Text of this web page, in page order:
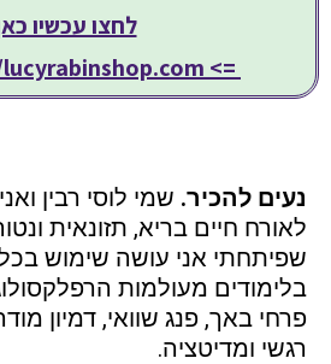
לחצו עכשיו
=>
נעים להכיר. שמי לוסי רבין
לאורח חיים בריא, תזונאית
שפיתחתי אני עושה שימוש
בלימודים מעולמות
פרחי באך, פנג שוואי, דמיון
רגשי ומדיטציה.